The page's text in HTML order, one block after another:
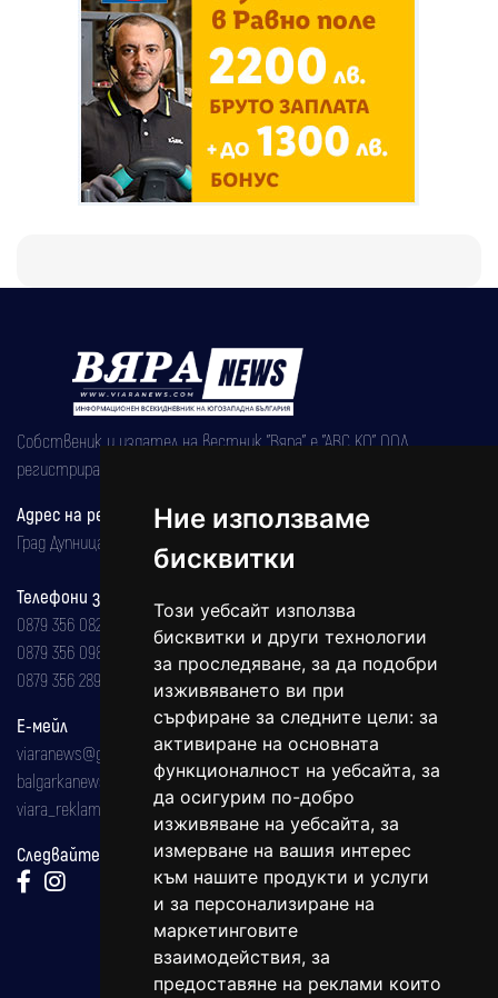
Ние използваме
бисквитки
Този уебсайт използва
бисквитки и други технологии
за проследяване, за да подобри
изживяването ви при
сърфиране за следните цели: за
активиране на основната
функционалност на уебсайта, за
да осигурим по-добро
изживяване на уебсайта, за
измерване на вашия интерес
към нашите продукти и услуги
и за персонализиране на
маркетинговите
взаимодействия, за
предоставяне на реклами които
Собственик и издател на вестник "Вяра" е "АВС КО" ООД,
регистрирана на 08.05.2002 година.
Адрес на редакцията
Град Дупница, ул.''Христо Ботев" 43
Телефони за реклама и абонаменти
0879 356 082
0879 356 098
0879 356 289
Е-мейл
viaranews@gmail.com
balgarkanews@gmail.com
viara_reklama@mail.bg
Следвайте ни: